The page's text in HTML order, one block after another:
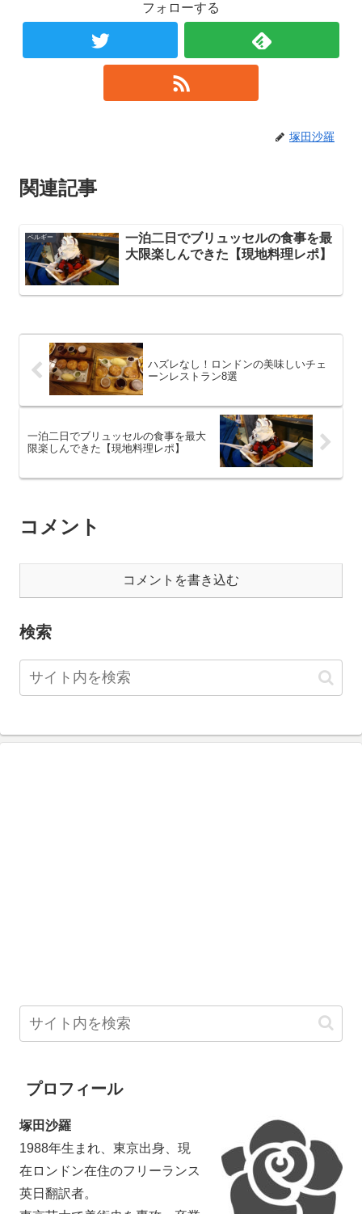
フォローする
塚田沙羅
関連記事
ベルギー
一泊二日でブリュッセルの食事を最
大限楽しんできた【現地料理レポ】
ハズレなし！ロンドンの美味しいチェ
ーンレストラン8選
一泊二日でブリュッセルの食事を最大
限楽しんできた【現地料理レポ】
コメント
コメントを書き込む
検索
プロフィール
塚田沙羅
1988年生まれ、東京出身、現
在ロンドン在住のフリーランス
英日翻訳者。